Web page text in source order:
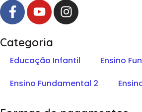
Categoria
Educação Infantil
Ensino
Ensino Fundamental 2